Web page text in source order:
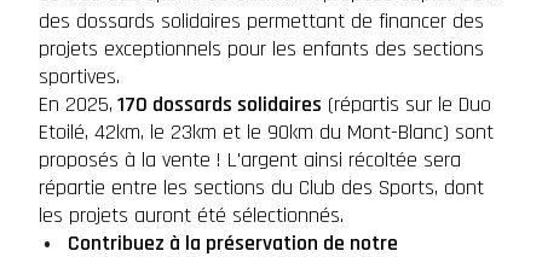
des dossards solidaires permettant de financer des
projets exceptionnels pour les enfants des sections
sportives.
En 2025, 170 dossards solidaires (répartis sur le Duo
Etoilé, 42km, le 23km et le 90km du Mont-Blanc) sont
proposés à la vente ! L'argent ainsi récoltée sera
répartie entre les sections du Club des Sports, dont
les projets auront été sélectionnés.
Contribuez à la préservation de notre